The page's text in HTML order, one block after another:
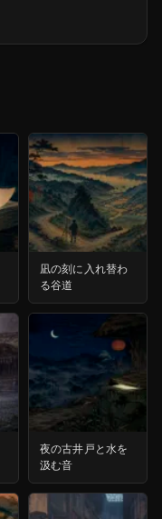
凪の刻に入れ替わ
る谷道
夜の古井戸と水を
汲む音